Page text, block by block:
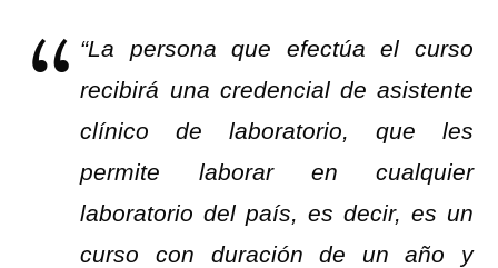
“La persona que efectúa el curso
recibirá una credencial de asistente
clínico de laboratorio, que les
permite laborar en cualquier
laboratorio del país, es decir, es un
curso con duración de un año y